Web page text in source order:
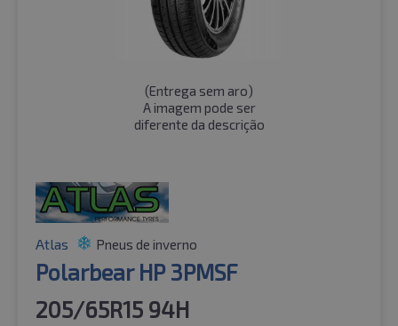
(Entrega sem aro)
A imagem pode ser
diferente da descrição
Atlas Pneus de inverno
Polarbear HP 3PMSF
205/65R15 94H